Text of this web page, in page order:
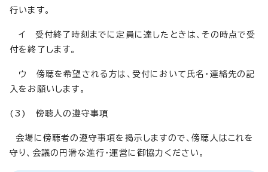
行います。
イ 受付終了時刻までに定員に達したときは、その時点で受
付を終了します。
ウ 傍聴を希望される方は、受付において氏名・連絡先の記
入をお願いします。
(3) 傍聴人の遵守事項
会場に傍聴者の遵守事項を掲示しますので、傍聴人はこれを
守り、会議の円滑な進行・運営に御協力ください。